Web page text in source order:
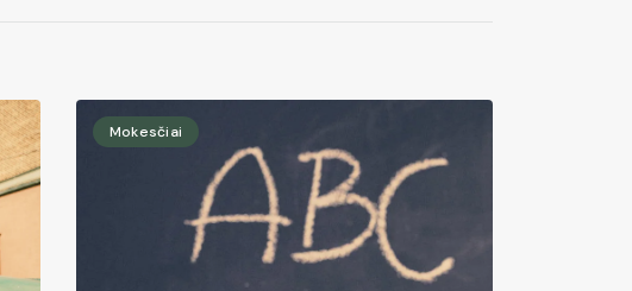
Mokesčiai